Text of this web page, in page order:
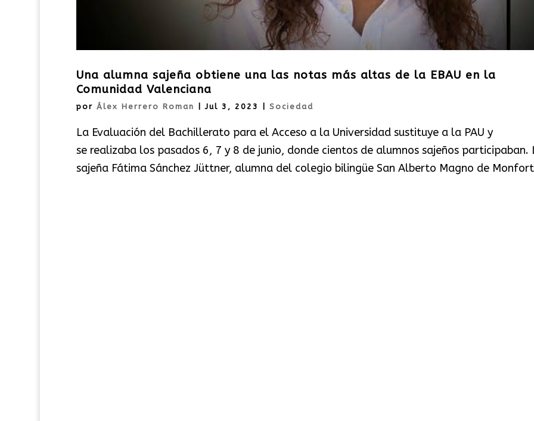
Una alumna sajeña obtiene una las notas más altas de la EBAU en la
Comunidad Valenciana
por Álex Herrero Roman |Jul 3, 2023 Sociedad
La Evaluación del Bachillerato para el Acceso a la Universidad sustituye a la PAU y
se realizaba los pasados 6, 7 y 8 de junio, donde cientos de alumnos sajeños participaban.
sajeña Fátima Sánchez Jüttner, alumna del colegio bilingüe San Alberto Magno de